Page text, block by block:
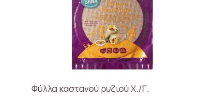
Φύλλα καστανού ρυζιού Χ./Γ.